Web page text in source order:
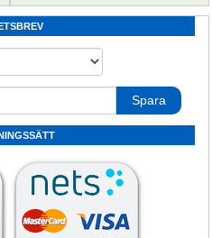
100m slang
Högtrycksspruta 170bar 100meter
Beställ Nu!
Bevattningsmaskin JOLLY BEV
Spara